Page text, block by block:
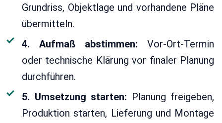
Grundriss, Objektlage und vorhandene Pläne
übermitteln.
4. Aufmaß abstimmen: Vor-Ort-Termin
oder technische Klärung vor finaler Planung
durchführen.
5. Umsetzung starten: Planung freigeben,
Produktion starten, Lieferung und Montage